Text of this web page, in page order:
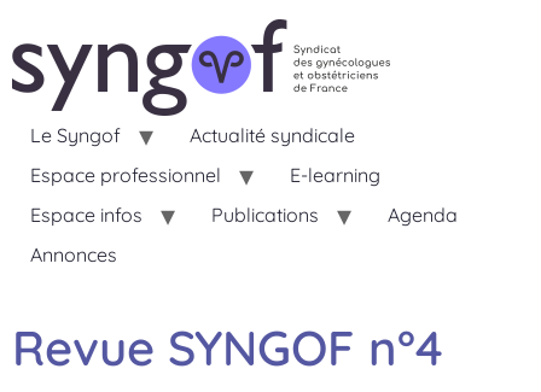
Le Syngof
Actualité syndicale
Espace professionnel
E-learning
Espace infos
Publications
Agenda
Annonces
Revue SYNGOF n°4